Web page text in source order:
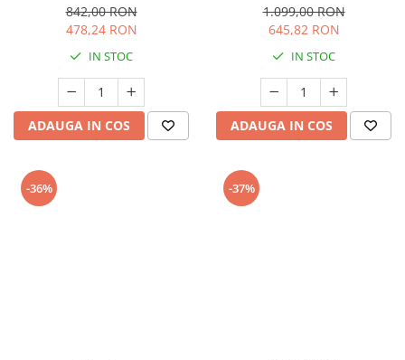
842,00 RON
478,24 RON
IN STOC
ADAUGA IN COS
1.099,00 RON
645,82 RON
IN STOC
ADAUGA IN COS
-36% -37%